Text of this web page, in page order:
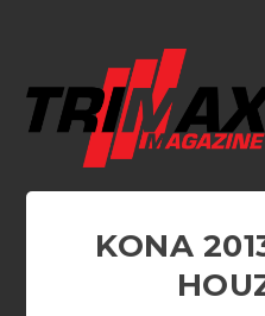
KONA